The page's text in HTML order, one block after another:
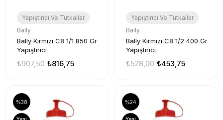
Yapıştırıcı Ve Tutkallar
Bally
Bally Kırmızı C8 1/1 850 Gr
Yapıştırıcı
₺816,75
₺907,50
Yapıştırıcı Ve Tutkallar
Bally
Bally Kırmızı C8 1/2 400 Gr
Yapıştırıcı
₺453,75
₺528,00
%38
Yeni
%24
Yeni